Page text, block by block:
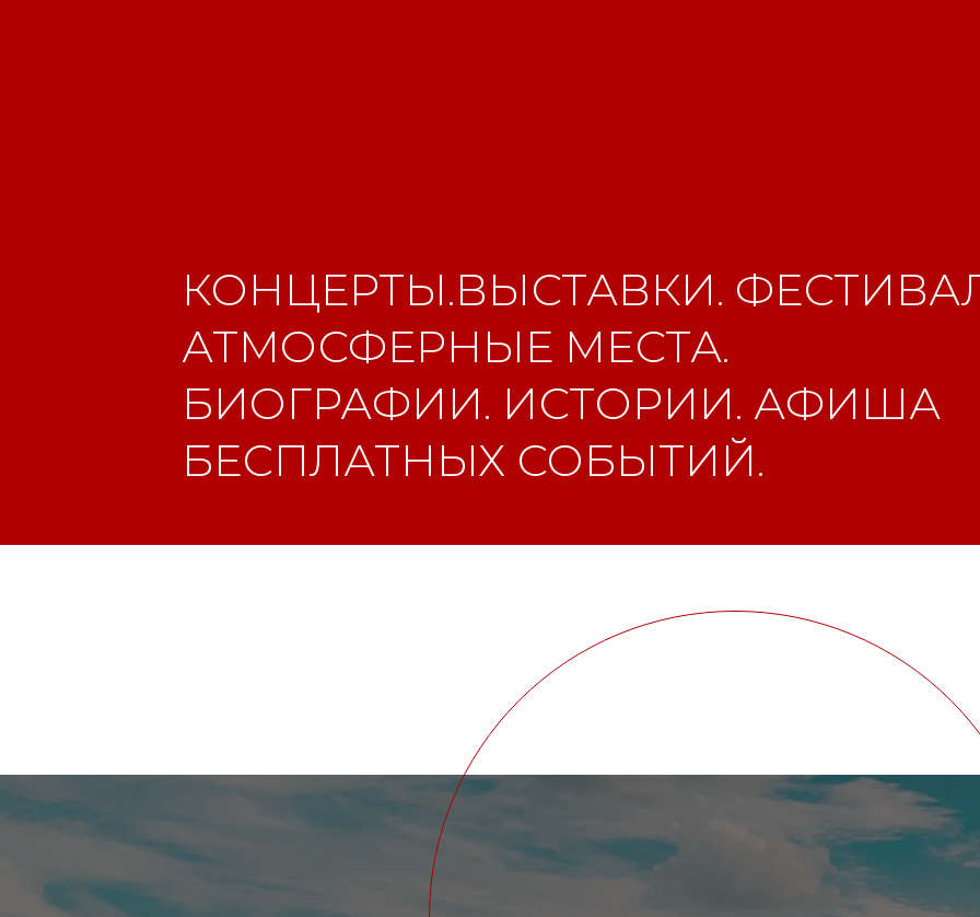
КОНЦЕРТЫ.ВЫСТАВКИ.
АТМОСФЕРНЫЕ МЕСТА.
БИОГРАФИИ. ИСТОРИИ. АФИША
БЕСПЛАТНЫХ СОБЫТИЙ.